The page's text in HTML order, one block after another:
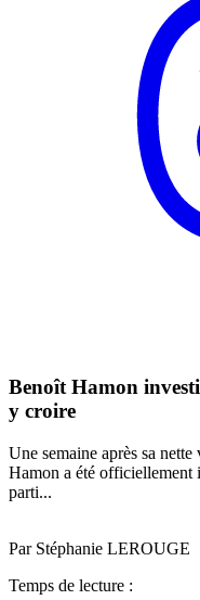
Benoît Hamon
y croire
Une semaine après sa
Hamon a été officiellement
parti...
Par Stéphanie LEROUGE
Temps de lecture :